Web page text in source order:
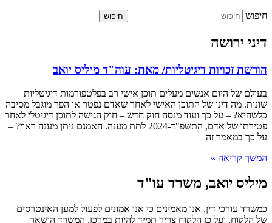
חיפוש חיפוש
דיני ירושה
הורשת זכויות דיגיטליות/ מאת: עוה"ד מיליס יואב
בעולם של היום אנשים מעלים תוכן אישי רב בפלטפורמות דיגיטליות
שונות. מה דינו של התוכן האישי לאחר שאדם נפטר או הפך מוגבל מסיבה
כלשהיא? – על כך ועוד מנסה חוק חדש – חוק הגישה לתוכן דיגיטלי לאחר
פטירתו של אדם, התשפ"ד-2024 לתת מענה. האמנם ניתן מענה ראוי? –
על כך במאמר זה
המשך קריאה »
מיליס יואב, משרד עו"ד
כמשרד עורכי דין, אנו מאמינים כי אנו אמונים לפעול למען האינטרסים
של הלקוח, ועל כן הלקוח צריך תמיד להיות במרכז. המשרד הושאר